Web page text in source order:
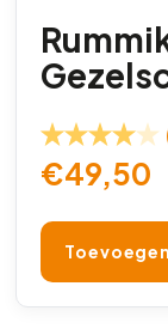
€49,50